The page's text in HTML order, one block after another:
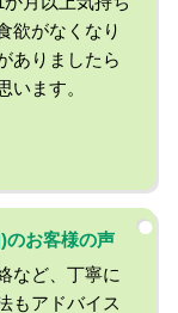
欲がなくなり
ありましたら
います。
のお客様の声
など、丁寧に
もアドバイス